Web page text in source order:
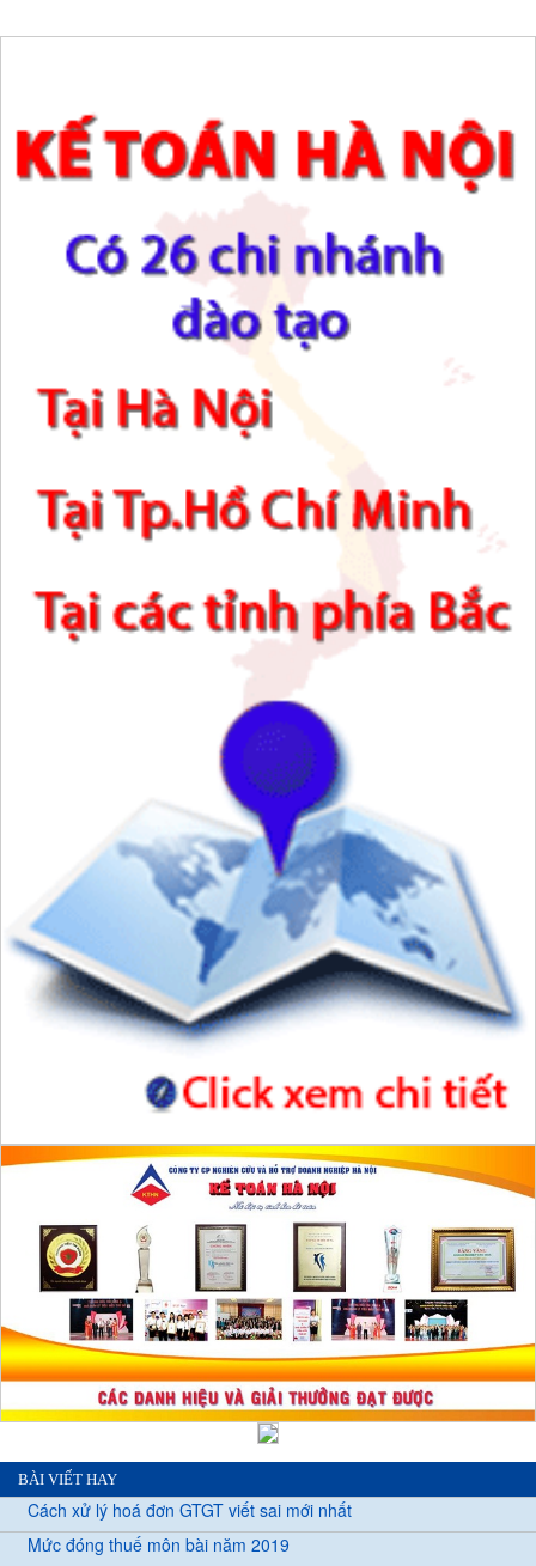
BÀI VIẾT HAY
Cách xử lý hoá đơn GTGT viết sai mới nhất
Mức đóng thuế môn bài năm 2019